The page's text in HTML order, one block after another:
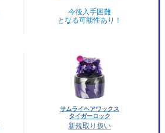
今後入手困難
となる可能性あり！
サムライヘアワックス
タイガーロック
新規取り扱い